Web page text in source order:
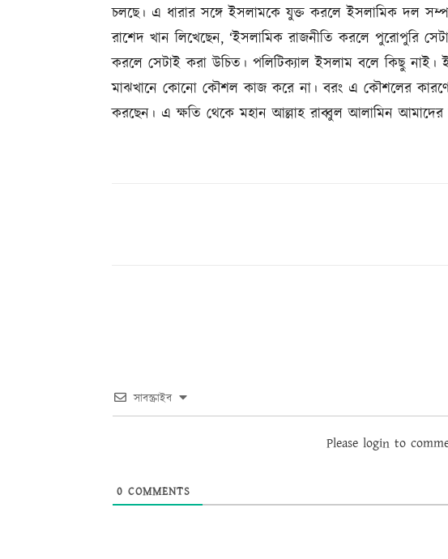
চলছে। এ ধারার সঙ্গে ইসলামকে যুক্ত করলে ইসলামিক দল
রাশেদ খান লিখেছেন, ‘ইসলামিক রাজনীতি করলে পুরোপুরি
করলে সেটাই করা উচিত। পলিটিক্যাল ইসলাম বলে কিছু নাই।
মাঝখানে কোনো কৌশল কাজ করে না। বরং এ কৌশলের
করছেন। এ ক্ষতি থেকে মহান আল্লাহ রাব্বুল আলামিন
সাবস্ক্রাইব
Please login to
0 COMMENTS